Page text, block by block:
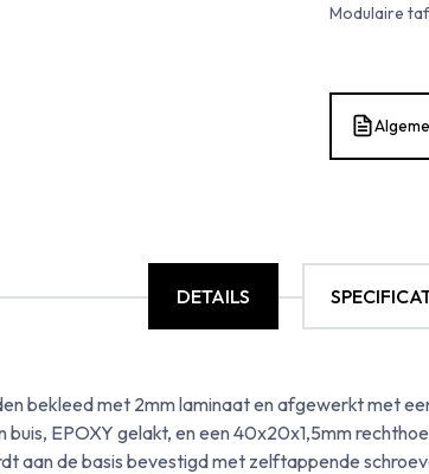
Modulaire
DETAILS
bekleed met 2mm laminaat en afgewerkt met
EPOXY gelakt, en een 40x20x1,5mm
aan de basis bevestigd met zelftappende